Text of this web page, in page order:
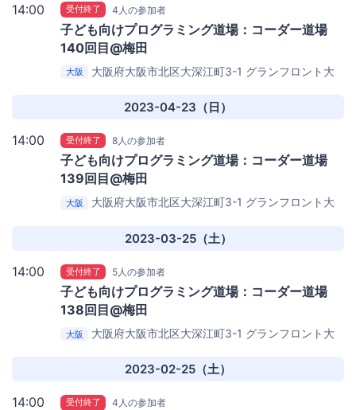
14:00 受付終了 4人の参加者
子ども向けプログラミング道場：コーダー道場
140回目@梅田
大阪
大阪府大阪市北区大深江町3-1 グランフロント大
リーインスティテュート）
2023-04-23（日）
14:00 受付終了 8人の参加者
子ども向けプログラミング道場：コーダー道場
139回目@梅田
大阪
大阪府大阪市北区大深江町3-1 グランフロント大
リーインスティテュート）
2023-03-25（土）
14:00 受付終了 5人の参加者
子ども向けプログラミング道場：コーダー道場
138回目@梅田
大阪
大阪府大阪市北区大深江町3-1 グランフロント大
リーインスティテュート）
2023-02-25（土）
14:00 受付終了 4人の参加者